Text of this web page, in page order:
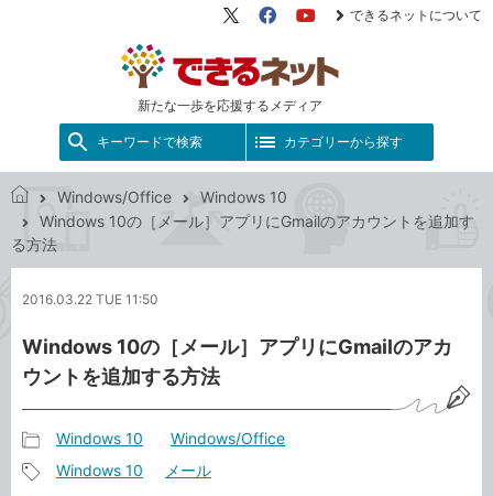
新たな一歩を応援するメディア
X（旧
FacebookYouTube
できるネットについて
キーワードで検索 カテゴリーから探す
で
き
ッ
Windows/Office
Windows 10
Windows 10の［メール］アプリにGmailのアカウントを追加す
る方法
2016.03.22 TUE 11:50
Windows 10の［メール］アプリにGmailのアカ
ウントを追加する方法
事
Windows 10 Windows/Office
Windows 10 メール